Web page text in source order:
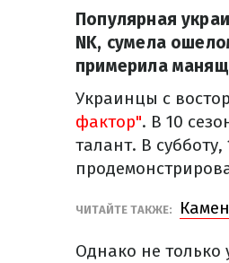
Популярная
NK, сумела
примерила
Украинцы с
фактор". В 10
талант. В
ЧИТАЙТЕ ТАКЖЕ:
Однако не только